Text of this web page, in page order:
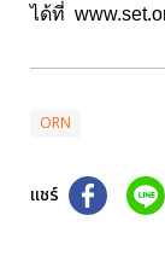
ได้ที่
ORN
แชร์